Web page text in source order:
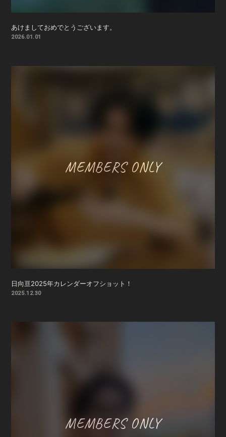
あけましておめでとうございます。
2026.01.01
日向亘2025年カレンダーオフショット！
2025.12.30